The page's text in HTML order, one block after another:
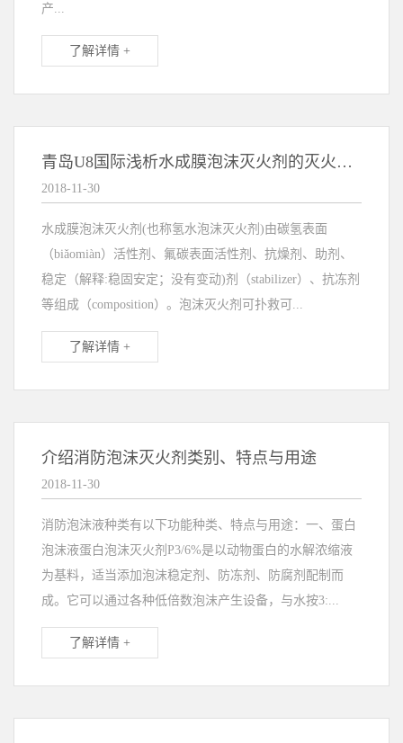
产...
了解详情 +
青岛U8国际浅析水成膜泡沫灭火剂的灭火原理
2018-11-30
水成膜泡沫灭火剂(也称氢水泡沫灭火剂)由碳氢表面
（biǎomiàn）活性剂、氟碳表面活性剂、抗燥剂、助剂、
稳定（解释:稳固安定；没有变动)剂（stabilizer）、抗冻剂
等组成（composition）。泡沫灭火剂可扑救可...
了解详情 +
介绍消防泡沫灭火剂类别、特点与用途
2018-11-30
消防泡沫液种类有以下功能种类、特点与用途：一、蛋白
泡沫液蛋白泡沫灭火剂P3/6%是以动物蛋白的水解浓缩液
为基料，适当添加泡沫稳定剂、防冻剂、防腐剂配制而
成。它可以通过各种低倍数泡沫产生设备，与水按3:...
了解详情 +